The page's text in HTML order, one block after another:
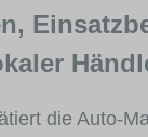
die Auto-